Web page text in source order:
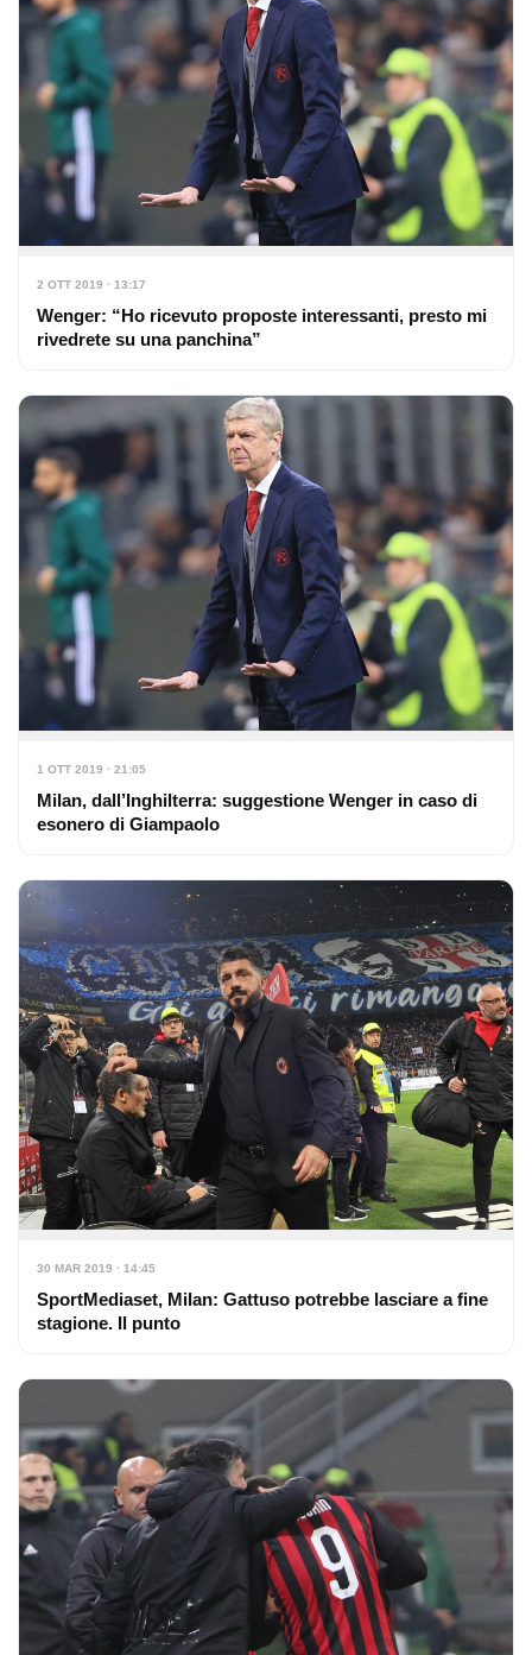
2 OTT 2019 · 13:17
Wenger: “Ho ricevuto proposte interessanti, presto mi
rivedrete su una panchina”
1 OTT 2019 · 21:05
Milan, dall’Inghilterra: suggestione Wenger in caso di
esonero di Giampaolo
30 MAR 2019 · 14:45
SportMediaset, Milan: Gattuso potrebbe lasciare a fine
stagione. Il punto